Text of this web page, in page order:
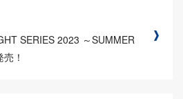
SERIES 2023 ～SUMMER
！